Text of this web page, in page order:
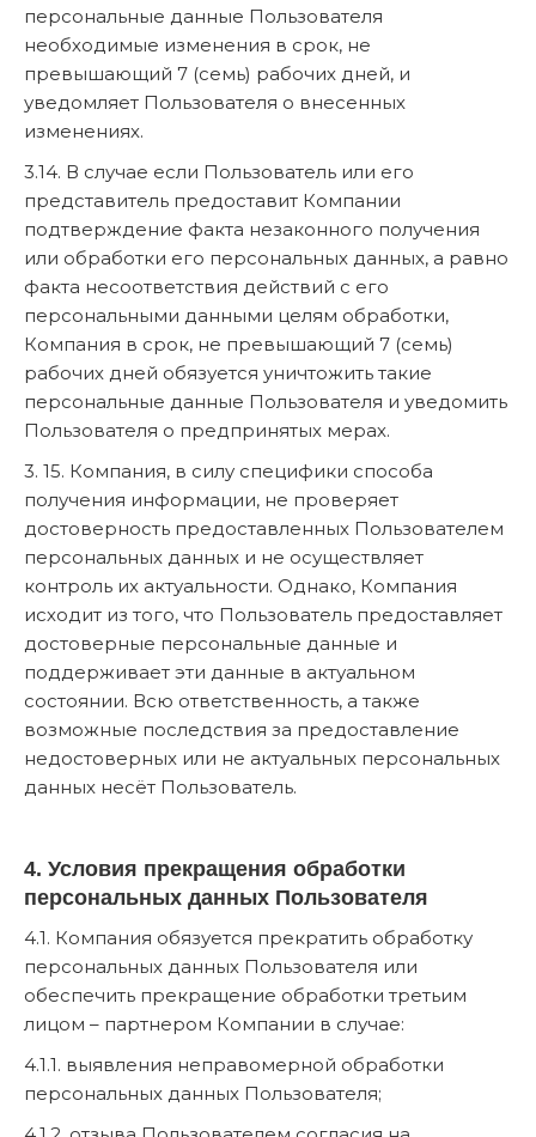
персональные данные Пользователя
необходимые изменения в срок, не
превышающий 7 (семь) рабочих дней, и
уведомляет Пользователя о внесенных
изменениях.
3.14. В случае если Пользователь или его
представитель предоставит Компании
подтверждение факта незаконного получения
или обработки его персональных данных, а равно
факта несоответствия действий с его
персональными данными целям обработки,
Компания в срок, не превышающий 7 (семь)
рабочих дней обязуется уничтожить такие
персональные данные Пользователя и уведомить
Пользователя о предпринятых мерах.
3. 15. Компания, в силу специфики способа
получения информации, не проверяет
достоверность предоставленных Пользователем
персональных данных и не осуществляет
контроль их актуальности. Однако, Компания
исходит из того, что Пользователь предоставляет
достоверные персональные данные и
поддерживает эти данные в актуальном
состоянии. Всю ответственность, а также
возможные последствия за предоставление
недостоверных или не актуальных персональных
данных несёт Пользователь.
4. Условия прекращения обработки
персональных данных Пользователя
4.1. Компания обязуется прекратить обработку
персональных данных Пользователя или
обеспечить прекращение обработки третьим
лицом – партнером Компании в случае:
4.1.1. выявления неправомерной обработки
персональных данных Пользователя;